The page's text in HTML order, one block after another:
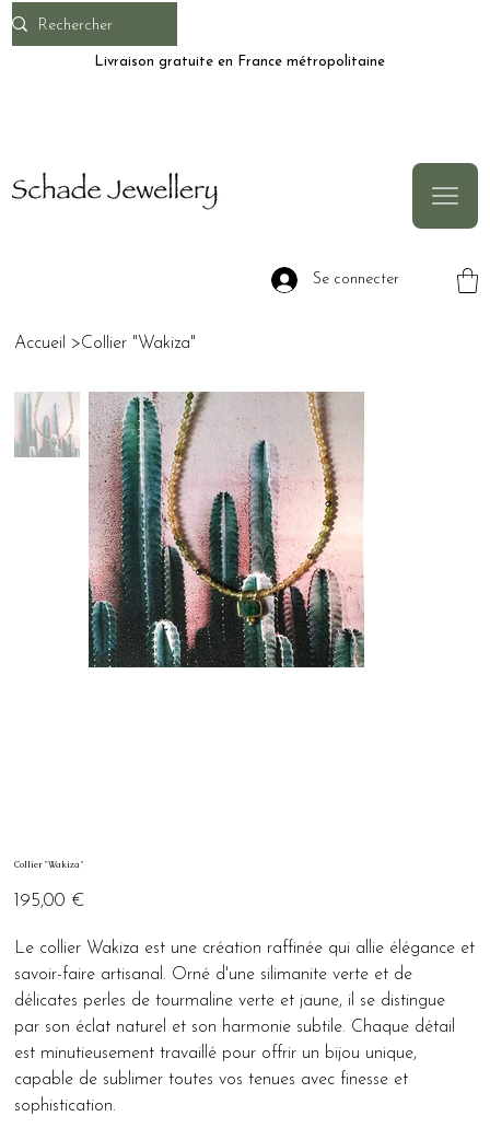
Livraison gratuite en France métropolitaine
Se connecter
Accueil >Collier "Wakiza"
Collier "Wakiza"
195,00 €
Le collier Wakiza est une création raffinée qui allie élégance et
savoir-faire artisanal. Orné d'une silimanite verte et de
délicates perles de tourmaline verte et jaune, il se distingue
par son éclat naturel et son harmonie subtile. Chaque détail
est minutieusement travaillé pour offrir un bijou unique,
capable de sublimer toutes vos tenues avec finesse et
sophistication.